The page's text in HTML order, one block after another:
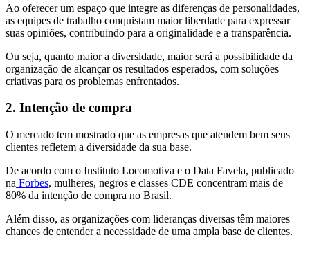
Ao oferecer um espaço que integre as diferenças de personalidades,
as equipes de trabalho conquistam maior liberdade para expressar
suas opiniões, contribuindo para a originalidade e a transparência.
Ou seja, quanto maior a diversidade, maior será a possibilidade da
organização de alcançar os resultados esperados, com soluções
criativas para os problemas enfrentados.
2. Intenção de compra
O mercado tem mostrado que as empresas que atendem bem seus
clientes refletem a diversidade da sua base.
De acordo com o Instituto Locomotiva e o Data Favela, publicado
na Forbes, mulheres, negros e classes CDE concentram mais de
80% da intenção de compra no Brasil.
Além disso, as organizações com lideranças diversas têm maiores
chances de entender a necessidade de uma ampla base de clientes.